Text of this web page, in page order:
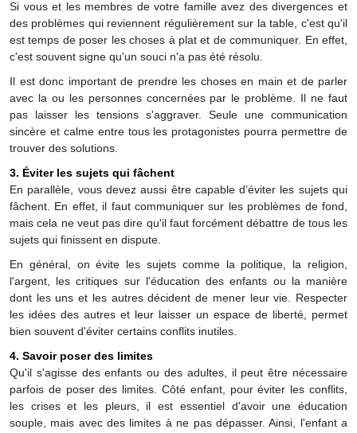
Si vous et les membres de votre famille avez des divergences et
des problèmes qui reviennent régulièrement sur la table, c'est qu'il
est temps de poser les choses à plat et de communiquer. En effet,
c'est souvent signe qu'un souci n'a pas été résolu.
Il est donc important de prendre les choses en main et de parler
avec la ou les personnes concernées par le problème. Il ne faut
pas laisser les tensions s'aggraver. Seule une communication
sincère et calme entre tous les protagonistes pourra permettre de
trouver des solutions.
3. Éviter les sujets qui fâchent
En parallèle, vous devez aussi être capable d’éviter les sujets qui
fâchent. En effet, il faut communiquer sur les problèmes de fond,
mais cela ne veut pas dire qu'il faut forcément débattre de tous les
sujets qui finissent en dispute.
En général, on évite les sujets comme la politique, la religion,
l'argent, les critiques sur l'éducation des enfants ou la manière
dont les uns et les autres décident de mener leur vie. Respecter
les idées des autres et leur laisser un espace de liberté, permet
bien souvent d'éviter certains conflits inutiles.
4. Savoir poser des limites
Qu'il s'agisse des enfants ou des adultes, il peut être nécessaire
parfois de poser des limites. Côté enfant, pour éviter les conflits,
les crises et les pleurs, il est essentiel d'avoir une éducation
souple, mais avec des limites à ne pas dépasser. Ainsi, l'enfant a